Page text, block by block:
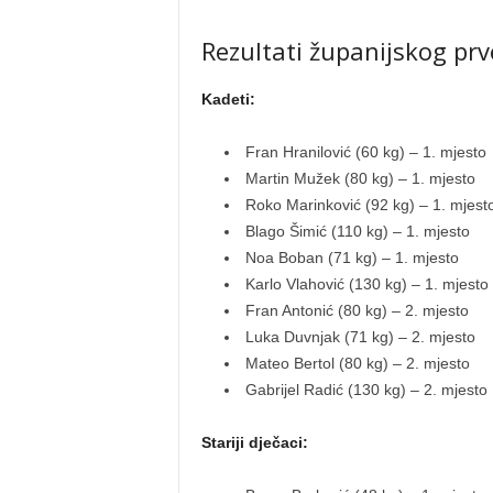
Rezultati županijskog
Kadeti:
Fran Hranilović (60 kg) – 1. mjesto
Martin Mužek (80 kg) – 1. mjesto
Roko Marinković (92 kg) – 1.
Blago Šimić (110 kg) – 1. mjesto
Noa Boban (71 kg) – 1. mjesto
Karlo Vlahović (130 kg) – 1. mjesto
Fran Antonić (80 kg) – 2. mjesto
Luka Duvnjak (71 kg) – 2. mjesto
Mateo Bertol (80 kg) – 2. mjesto
Gabrijel Radić (130 kg) – 2. mjesto
Stariji dječaci: